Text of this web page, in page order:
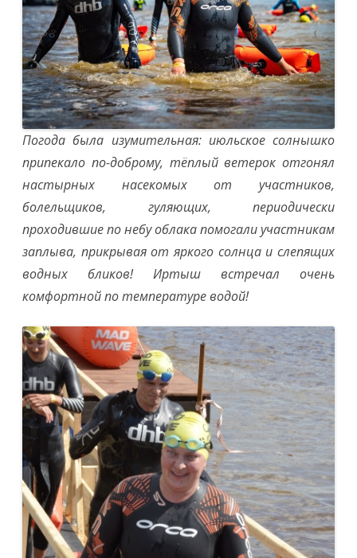
Погода была изумительная: июльское солнышко
припекало по-доброму, тёплый ветерок отгонял
настырных насекомых от участников,
болельщиков, гуляющих, периодически
проходившие по небу облака помогали участникам
заплыва, прикрывая от яркого солнца и слепящих
водных бликов! Иртыш встречал очень
комфортной по температуре водой!